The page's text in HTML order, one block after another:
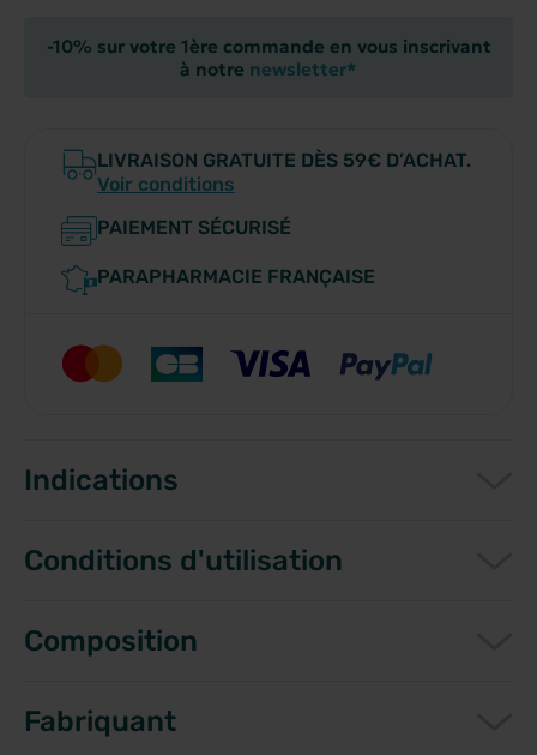
-10% sur votre 1ère commande en vous inscrivant
à notre newsletter*
LIVRAISON GRATUITE DÈS 59€ D’ACHAT.
Voir conditions
PAIEMENT SÉCURISÉ
PARAPHARMACIE FRANÇAISE
Indications
Conditions d'utilisation
Composition
Fabriquant